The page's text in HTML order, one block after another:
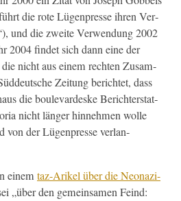
die rote Lügen­presse ihren Ver­
und die zweite Ver­wen­dung 2002
2004 find­et sich dann eine der
nicht aus einem recht­en Zusam­
Zeitung berichtet, dass
die boule­vardeske Berichter­stat­
nicht länger hin­nehmen wolle
von der Lügen­presse ver­lan­
einem taz-Arikel über die Neon­azi-
„über den gemein­samen Feind: